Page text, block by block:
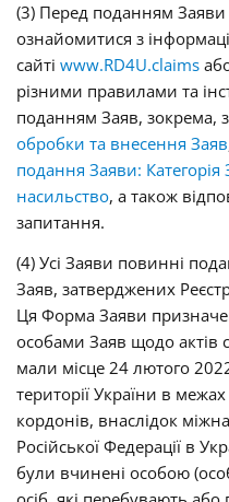
(3) Перед поданням Заяви
ознайомитися з
сайті www.RD4U.claims
різними правилами та
поданням Заяв, зокрема, з
обробки та внесення Заяв
подання Заяви:
насильство, а також
запитання.
(4) Усі Заяви повинні
Заяв, затверджених
Ця Форма Заяви
особами Заяв щодо актів
мали місце 24 лютого
території України в
кордонів, внаслідок
Російської Федерації в
були вчинені особою